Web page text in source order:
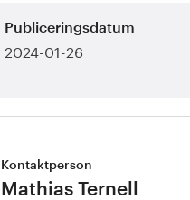
Publiceringsdatum
2024-01-26
Kontaktperson
Mathias Ternell